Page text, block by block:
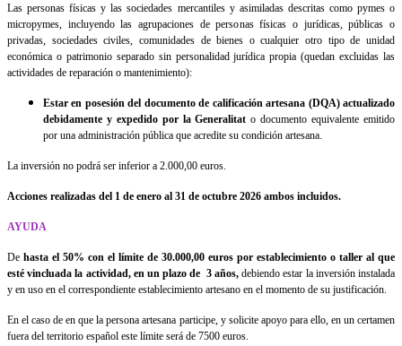
Las personas físicas y las sociedades mercantiles y asimiladas descritas como pymes o
micropymes, incluyendo las agrupaciones de personas físicas o jurídicas, públicas o
privadas, sociedades civiles, comunidades de bienes o cualquier otro tipo de unidad
económica o patrimonio separado sin personalidad jurídica propia (quedan excluidas las
actividades de reparación o mantenimiento):
Estar en posesión del documento de calificación artesana (DQA) actualizado
debidamente y expedido por la Generalitato documento equivalente emitido
por una administración pública que acredite su condición artesana.
La inversión no podrá ser inferior a 2.000,00 euros.
Acciones realizadas del 1 de enero al 31 de octubre 2026 ambos incluidos.
AYUDA
De hasta el 50% con el límite de 30.000,00 euros por establecimiento o taller al que
esté vincluada la actividad, en un plazo de 3 años,debiendo estar la inversión instalada
y en uso en el correspondiente establecimiento artesano en el momento de su justificación.
En el caso de en que la persona artesana participe, y solicite apoyo para ello, en un certamen
fuera del territorio español este límite será de 7500 euros.